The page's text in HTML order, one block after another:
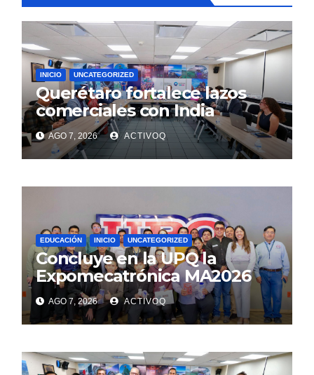
INICIO UNCATEGORIZED
Querétaro fortalece lazos
comerciales con India
AGO 7, 2026 ACTIVOQ
EDUCACIÓN INICIO UNCATEGORIZED
Concluye en la UPQ la
Expomecatrónica MA2026
AGO 7, 2026 ACTIVOQ